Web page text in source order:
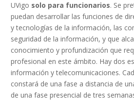
UVigo solo para funcionarios. Se
puedan desarrollar las funciones de
y tecnologías de la información, las
seguridad de la información, y que
conocimiento y profundización que
profesional en este ámbito. Hay dos
información y telecomunicaciones.
constará de una fase a distancia de
de una fase presencial de tres